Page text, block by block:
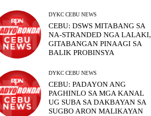
DYKC CEBU NEWS
CEBU: DSWS MITABANG SA
NA-STRANDED NGA LALAKI,
GITABANGAN PINAAGI SA
BALIK PROBINSYA
DYKC CEBU NEWS
CEBU: PADAYON ANG
PAGHINLO SA MGA KANAL
UG SUBA SA DAKBAYAN SA
SUGBO ARON MALIKAYAN